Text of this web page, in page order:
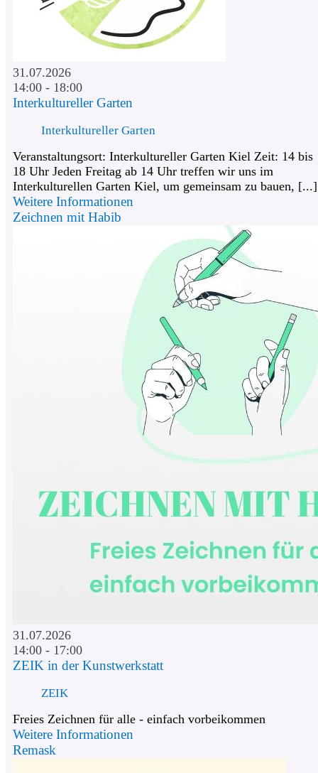
31.07.2026
14:00 - 18:00
Interkultureller Garten
Interkultureller Garten
Veranstaltungsort: Interkultureller Garten Kiel Zeit: 14 bis
18 Uhr Jeden Freitag ab 14 Uhr treffen wir uns im
Interkulturellen Garten Kiel, um gemeinsam zu bauen, [...]
Weitere Informationen
Zeichnen mit Habib
31.07.2026
14:00 - 17:00
ZEIK in der Kunstwerkstatt
ZEIK
Freies Zeichnen für alle - einfach vorbeikommen
Weitere Informationen
Remask